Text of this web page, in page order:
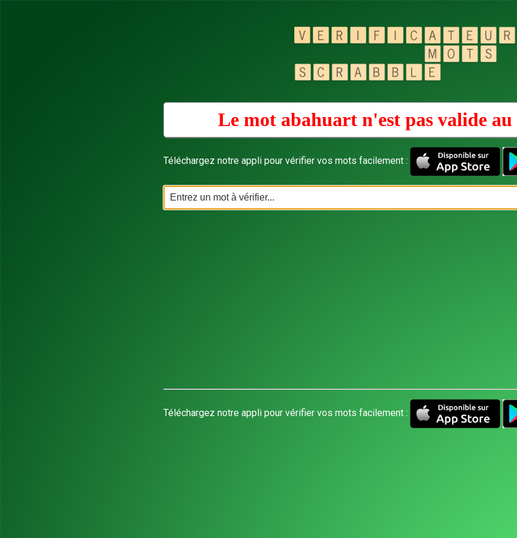
Le mot abahuart n'est pas valide au
Téléchargez notre appli pour vérifier vos mots facilement :
Téléchargez notre appli pour vérifier vos mots facilement :